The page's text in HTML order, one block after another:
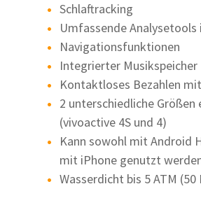
Schlaftracking
Umfassende Analysetools
Navigationsfunktionen
Integrierter Musikspeicher
Kontaktloses Bezahlen
2 unterschiedliche Größen
(vivoactive 4S und 4)
Kann sowohl mit Android
mit iPhone genutzt
Wasserdicht bis 5 ATM (50